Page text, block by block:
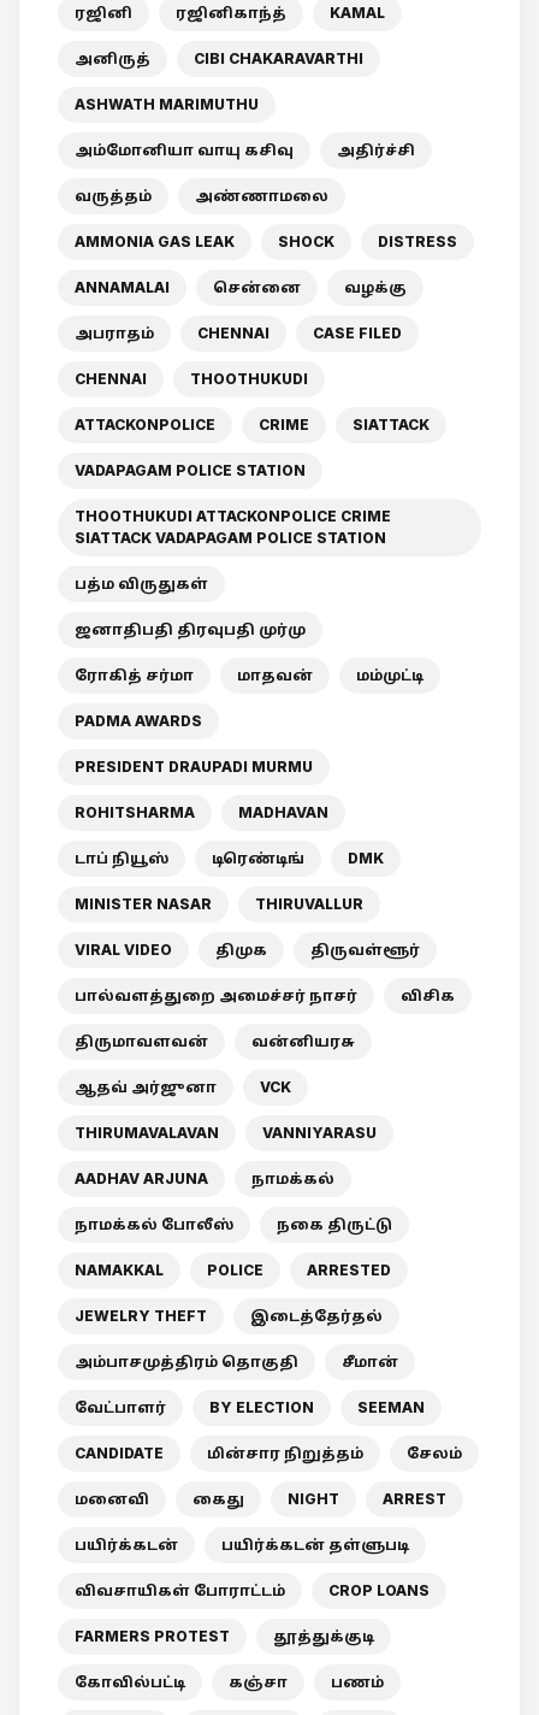
ரஜினி ரஜினிகாந்த் KAMAL
அனிருத் CIBI CHAKARAVARTHI
ASHWATH MARIMUTHU
அம்மோனியா வாயு கசிவு அதிர்ச்சி
வருத்தம் அண்ணாமலை
AMMONIA GAS LEAK SHOCK DISTRESS
ANNAMALAI சென்னை வழக்கு
அபராதம் CHENNAI CASE FILED
CHENNAI THOOTHUKUDI
ATTACKONPOLICE CRIME SIATTACK
VADAPAGAM POLICE STATION
THOOTHUKUDI ATTACKONPOLICE CRIME
SIATTACK VADAPAGAM POLICE STATION
பத்ம விருதுகள்
ஜனாதிபதி திரவுபதி முர்மு
ரோகித் சர்மா மாதவன் மம்முட்டி
PADMA AWARDS
PRESIDENT DRAUPADI MURMU
ROHITSHARMA MADHAVAN
டாப் நியூஸ் டிரெண்டிங் DMK
MINISTER NASAR THIRUVALLUR
VIRAL VIDEO திமுக திருவள்ளூர்
பால்வளத்துறை அமைச்சர் நாசர் விசிக
திருமாவளவன் வன்னியரசு
ஆதவ் அர்ஜுனா VCK
THIRUMAVALAVAN VANNIYARASU
AADHAV ARJUNA நாமக்கல்
நாமக்கல் போலீஸ் நகை திருட்டு
NAMAKKAL POLICE ARRESTED
JEWELRY THEFT இடைத்தேர்தல்
அம்பாசமுத்திரம் தொகுதி சீமான்
வேட்பாளர் BY ELECTION SEEMAN
CANDIDATE மின்சார நிறுத்தம் சேலம்
மனைவி கைது NIGHT ARREST
பயிர்க்கடன் பயிர்க்கடன் தள்ளுபடி
விவசாயிகள் போராட்டம் CROP LOANS
FARMERS PROTEST தூத்துக்குடி
கோவில்பட்டி கஞ்சா பணம்